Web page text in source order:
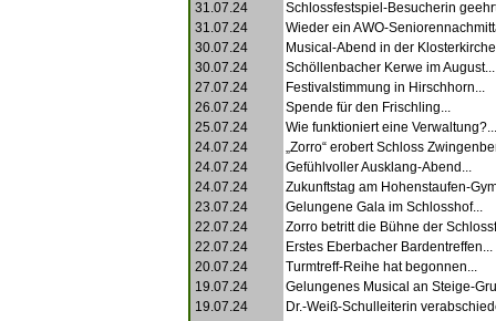
31.07.24
Schlossfestspiel-Besucherin
31.07.24
Wieder ein AWO-
30.07.24
Musical-Abend in der
30.07.24
Schöllenbacher Kerwe im August...
27.07.24
Festivalstimmung in Hirschhorn...
26.07.24
Spende für den Frischling...
25.07.24
Wie funktioniert eine Verwaltung?...
24.07.24
„Zorro“ erobert Schloss
24.07.24
Gefühlvoller Ausklang-Abend...
24.07.24
Zukunftstag am Hohenstaufen-
23.07.24
Gelungene Gala im Schlosshof...
22.07.24
Zorro betritt die Bühne der
22.07.24
Erstes Eberbacher Bardentreffen...
20.07.24
Turmtreff-Reihe hat begonnen...
19.07.24
Gelungenes Musical an Steige-
19.07.24
Dr.-Weiß-Schulleiterin